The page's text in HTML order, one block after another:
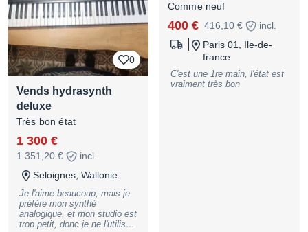
0
Vends hydrasynth
deluxe
Très bon état
1 300 €
1 351,20 €
incl.
Seloignes, Wallonie
Je l'aime beaucoup, mais je
préfère mon synthé
analogique, et mon studio est
trop petit, donc je ne l'utilise
Comme neuf
400 € 416,10 €
incl.
Paris 01, Ile-de-
france
C'est une 1re main, l'état est
vraiment très bon